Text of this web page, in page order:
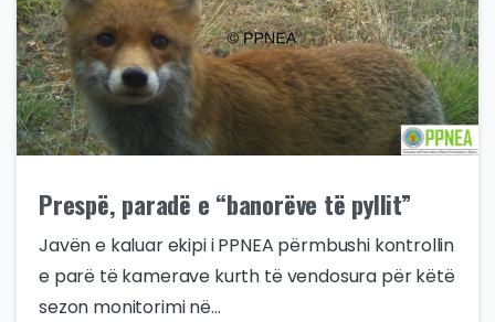
Prespë, paradë e “banorëve të pyllit”
Javën e kaluar ekipi i PPNEA përmbushi kontrollin
e parë të kamerave kurth të vendosura për këtë
sezon monitorimi në...